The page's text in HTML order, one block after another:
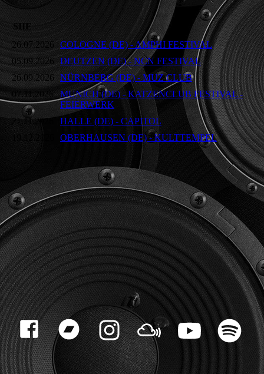
SIIE
26.07.2026
COLOGNE (DE) - AMPHI FESTIVAL
05.09.2026 DEUTZEN (DE) - NCN FESTIVAL
26.09.2026
NÜRNBERG (DE) - MUZ CLUB
07.11.2026
MUNICH (DE) - KATZENCLUB FESTIVAL -
FEIERWERK
21.11.2026
HALLE (DE) - CAPITOL
19.12.2026
OBERHAUSEN (DE) - KULTTEMPEL